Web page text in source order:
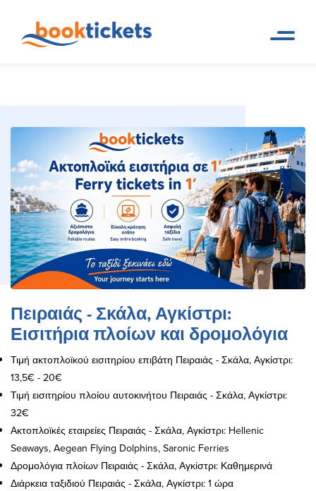
και εισιτήρια πλοίων
Εισιτήρια πλοίων και δρομολόγια
Πειραιάς - Σκάλα, Αγκίστρι:
Εισιτήρια πλοίων και δρομολόγια
Τιμή ακτοπλοϊκού εισιτηρίου επιβάτη Πειραιάς - Σκάλα, Αγκίστρι:
13,5€ - 20€
Τιμή εισιτηρίου πλοίου αυτοκινήτου Πειραιάς - Σκάλα, Αγκίστρι:
32€
Ακτοπλοϊκές εταιρείες Πειραιάς - Σκάλα, Αγκίστρι: Hellenic
Seaways, Aegean Flying Dolphins, Saronic Ferries
Δρομολόγια πλοίων Πειραιάς - Σκάλα, Αγκίστρι: Καθημερινά
Διάρκεια ταξιδιού Πειραιάς - Σκάλα, Αγκίστρι: 1 ώρα